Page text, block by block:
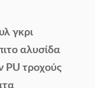
γκρι
αλυσίδα
PU τροχούς